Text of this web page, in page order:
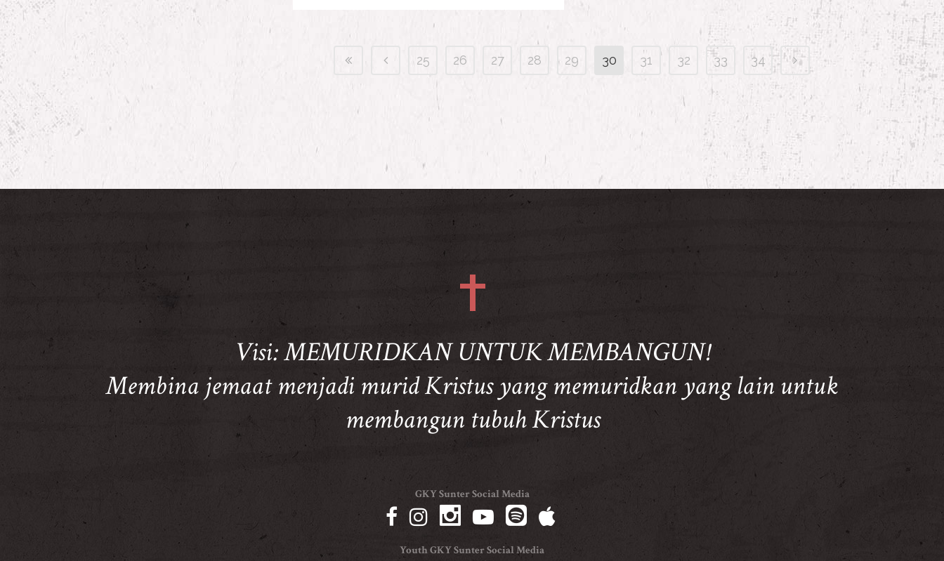
25 26 27 28 29 30 31 32 33 34
Visi: MEMURIDKAN UNTUK MEMBANGUN!
Membina jemaat menjadi murid Kristus yang memuridkan yang lain untuk
membangun tubuh Kristus
GKY Sunter Social Media
Youth GKY Sunter Social Media